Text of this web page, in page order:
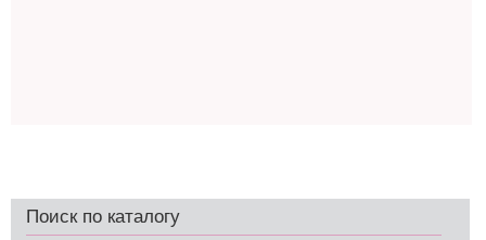
Поиск по каталогу